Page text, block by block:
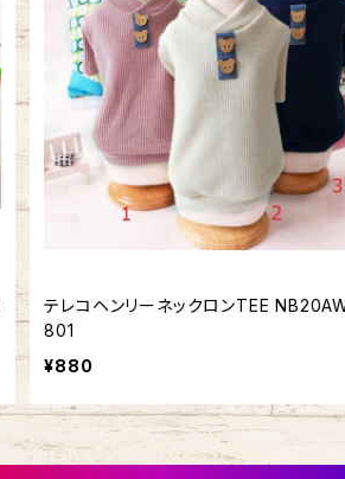
テレコヘンリーネックロンTEE
801
¥880